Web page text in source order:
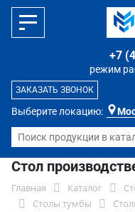
Выберите локацию:
режим
+7
ЗАКАЗАТЬ ЗВОНОК
Стол
Главная Каталог
Столы тумбы